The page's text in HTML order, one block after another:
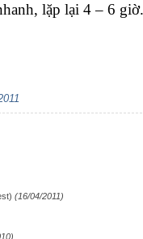
lặp lại 4 – 6 giờ.
(16/04/2011)